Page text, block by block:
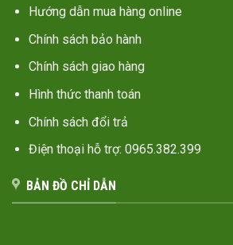
Hướng dẫn mua hàng online
Chính sách bảo hành
Chính sách giao hàng
Hình thức thanh toán
Chính sách đổi trả
Điện thoại hỗ trợ: 0965.382.399
BẢN ĐỒ CHỈ DẪN